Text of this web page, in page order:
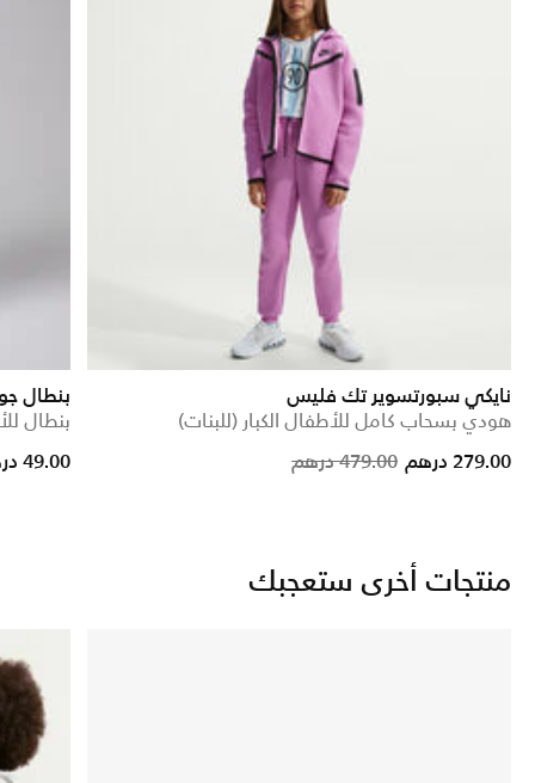
نايكي سبورتسوير تك فليس
هودي بسحاب كامل للأطفال الكبار (للبنات)
Price reduced from
479.00 درهم
to 279.00 درهم
بنطال
بنطال
from
49.00 درهم
منتجات أخرى ستعجبك